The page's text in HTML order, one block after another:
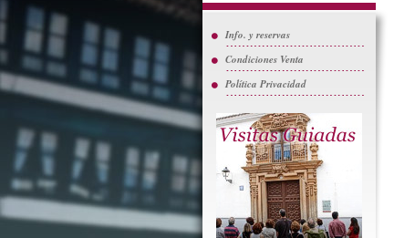
Info. y reservas
Condiciones Venta
Política Privacidad